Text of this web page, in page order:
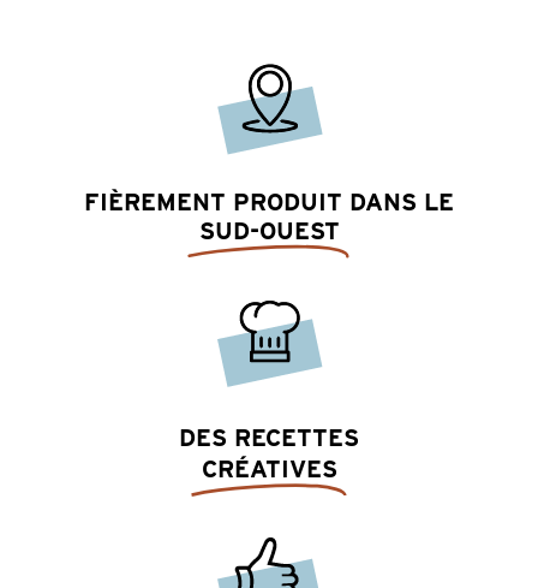
FIÈREMENT PRODUIT DANS LE
SUD-OUEST
DES RECETTES
CRÉATIVES